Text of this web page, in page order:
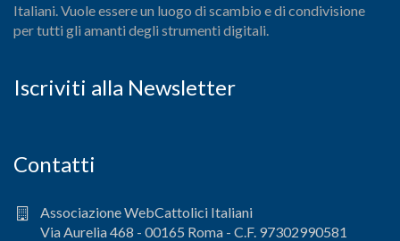
Italiani. Vuole essere un luogo di scambio e di condivisione
per tutti gli amanti degli strumenti digitali.
Iscriviti alla Newsletter
Contatti
Associazione WebCattolici Italiani
Via Aurelia 468 - 00165 Roma - C.F. 97302990581